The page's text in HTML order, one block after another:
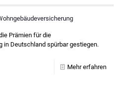
Prämien für die
in Deutschland spürbar gestiegen.
Mehr erfahren